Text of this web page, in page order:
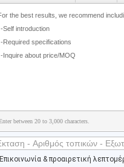
between 20 to 3,000 characters.
Επικοινωνία & προαιρετική